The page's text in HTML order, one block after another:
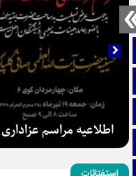
صفحه نخست
آپارات
اینستاگرام
اطلاعیه مراسم